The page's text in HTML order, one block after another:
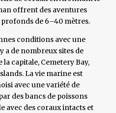
offrent des aventures
de 6–40 mètres.
conditions avec une
a de nombreux sites de
capitale, Cemetery Bay,
La vie marine est
avec une variété de
des bancs de poissons
avec des coraux intacts et